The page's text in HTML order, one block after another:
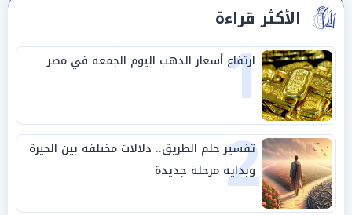
الأكثر قراءة
1
ارتفاع أسعار الذهب اليوم الجمعة في مصر
2
تفسير حلم الطريق.. دلالات مختلفة بين الحيرة
وبداية مرحلة جديدة